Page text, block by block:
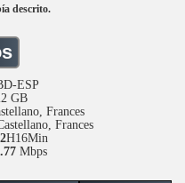
descrito.
ESP
GB
Frances
Frances
H16Min
Mbps